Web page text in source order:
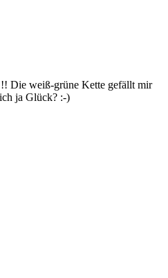
Die weiß-grüne Kette gefällt mir
ja Glück? :-)